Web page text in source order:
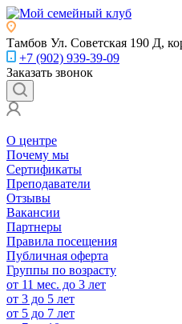
Тамбов Ул. Советская 190 Д,
+7 (902) 939-39-09
Заказать звонок
О центре
Почему мы
Сертификаты
Преподаватели
Отзывы
Вакансии
Партнеры
Правила посещения
Публичная оферта
Группы по возрасту
от 11 мес. до 3 лет
от 3 до 5 лет
от 5 до 7 лет